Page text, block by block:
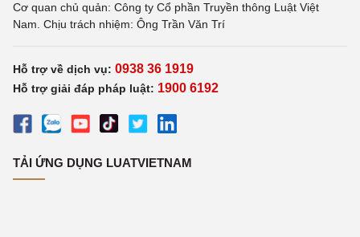
Cơ quan chủ quản: Công ty Cổ phần Truyền thông Luật Việt
Nam. Chịu trách nhiệm: Ông Trần Văn Trí
Hỗ trợ về dịch vụ: 0938 36 1919
Hỗ trợ giải đáp pháp luật: 1900 6192
TẢI ỨNG DỤNG LUATVIETNAM